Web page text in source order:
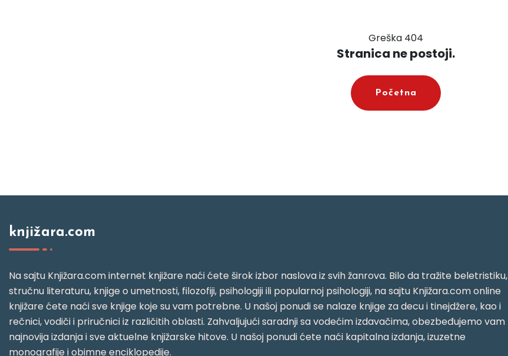
Greška 404
Stranica ne postoji.
Početna
knjižara.com
Na sajtu Knjižara.com internet knjižare naći ćete širok izbor naslova iz svih žanrova. Bilo da tražite beletristiku,
stručnu literaturu, knjige o umetnosti, filozofiji, psihologiji ili popularnoj psihologiji, na sajtu Knjižara.com online
knjižare ćete naći sve knjige koje su vam potrebne. U našoj ponudi se nalaze knjige za decu i tinejdžere, kao i
rečnici, vodiči i priručnici iz različitih oblasti. Zahvaljujući saradnji sa vodećim izdavačima, obezbeđujemo vam
najnovija izdanja i sve aktuelne knjižarske hitove. U našoj ponudi ćete naći kapitalna izdanja, izuzetne
monografije i obimne enciklopedije.